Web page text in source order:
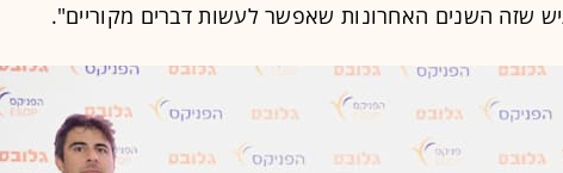
שזה השנים האחרונות שאפשר לעשות דברים מקוריים".